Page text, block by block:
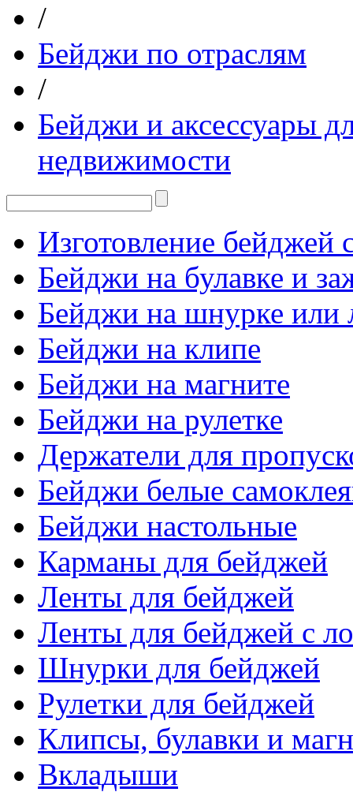
/
Бейджи по отраслям
/
Бейджи и аксессуары
недвижимости
Изготовление бейджей
Бейджи на булавке и
Бейджи на шнурке или
Бейджи на клипе
Бейджи на магните
Бейджи на рулетке
Держатели для
Бейджи белые
Бейджи настольные
Карманы для бейджей
Ленты для бейджей
Ленты для бейджей с
Шнурки для бейджей
Рулетки для бейджей
Клипсы, булавки и
Вкладыши